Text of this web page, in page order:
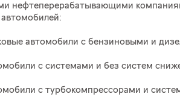
нефтеперерабатывающими
автомобили с бензиновыми и
с системами и без систем
с турбокомпрессорами и